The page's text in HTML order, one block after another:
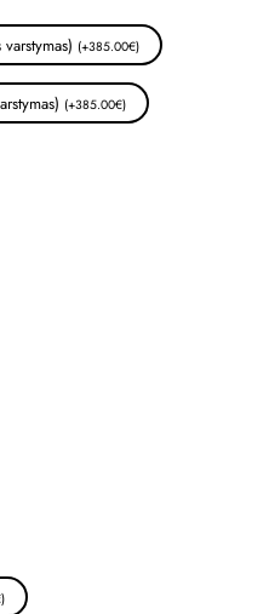
(+385.00€)
(+385.00€)